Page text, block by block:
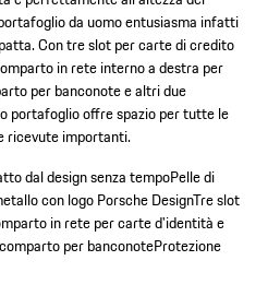
da uomo entusiasma infatti
Con tre slot per carte di credito
in rete interno a destra per
per banconote e altri due
portafoglio offre spazio per tutte le
ricevute importanti.
dal design senza tempoPelle di
con logo Porsche DesignTre slot
in rete per carte d'identità e
per banconoteProtezione